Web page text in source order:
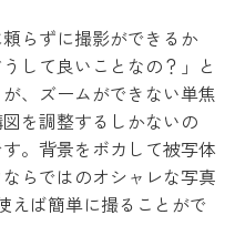
らずに撮影ができるか
して良いことなの？」と
、ズームができない単焦
を調整するしかないの
。背景をボカして被写体
らではのオシャレな写真
えば簡単に撮ることがで